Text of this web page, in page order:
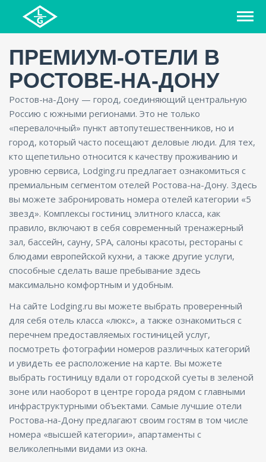
ПРЕМИУМ-ОТЕЛИ В
РОСТОВЕ-НА-ДОНУ
Ростов-на-Дону — город, соединяющий центральную
Россию с южными регионами. Это не только
«перевалочный» пункт автопутешественников, но и
город, который часто посещают деловые люди. Для тех,
кто щепетильно относится к качеству проживанию и
уровню сервиса, Lodging.ru предлагает ознакомиться с
премиальным сегментом отелей Ростова-на-Дону. Здесь
вы можете забронировать номера отелей категории «5
звезд». Комплексы гостиниц элитного класса, как
правило, включают в себя современный тренажерный
зал, бассейн, сауну, SPA, салоны красоты, рестораны с
блюдами европейской кухни, а также другие услуги,
способные сделать ваше пребывание здесь
максимально комфортным и удобным.
На сайте Lodging.ru вы можете выбрать проверенный
для себя отель класса «люкс», а также ознакомиться с
перечнем предоставляемых гостиницей услуг,
посмотреть фотографии номеров различных категорий
и увидеть ее расположение на карте. Вы можете
выбрать гостиницу вдали от городской суеты в зеленой
зоне или наоборот в центре города рядом с главными
инфраструктурными объектами. Самые лучшие отели
Ростова-на-Дону предлагают своим гостям в том числе
номера «высшей категории», апартаменты с
великолепными видами из окна.